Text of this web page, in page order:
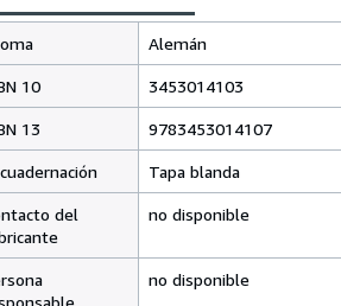
Alemán
10 3453014103
13 9783453014107
Tapa blanda
del
no disponible
no disponible